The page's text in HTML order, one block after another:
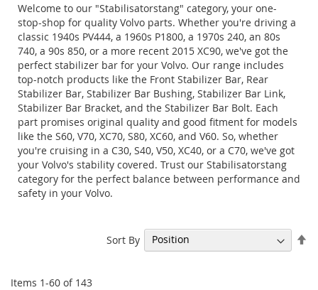
Welcome to our "Stabilisatorstang" category, your one-
stop-shop for quality Volvo parts. Whether you're driving a
classic 1940s PV444, a 1960s P1800, a 1970s 240, an 80s
740, a 90s 850, or a more recent 2015 XC90, we've got the
perfect stabilizer bar for your Volvo. Our range includes
top-notch products like the Front Stabilizer Bar, Rear
Stabilizer Bar, Stabilizer Bar Bushing, Stabilizer Bar Link,
Stabilizer Bar Bracket, and the Stabilizer Bar Bolt. Each
part promises original quality and good fitment for models
like the S60, V70, XC70, S80, XC60, and V60. So, whether
you're cruising in a C30, S40, V50, XC40, or a C70, we've got
your Volvo's stability covered. Trust our Stabilisatorstang
category for the perfect balance between performance and
safety in your Volvo.
Items 1-60 of 143
Sort By